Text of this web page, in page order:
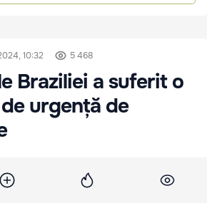
10:32 5 468
Braziliei a suferit o
urgență de
chirurgicală de urgență după